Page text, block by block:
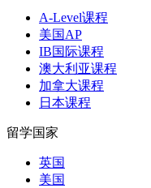
A-Level课程
美国AP
IB国际课程
澳大利亚课程
加拿大课程
日本课程
留学国家
英国
美国